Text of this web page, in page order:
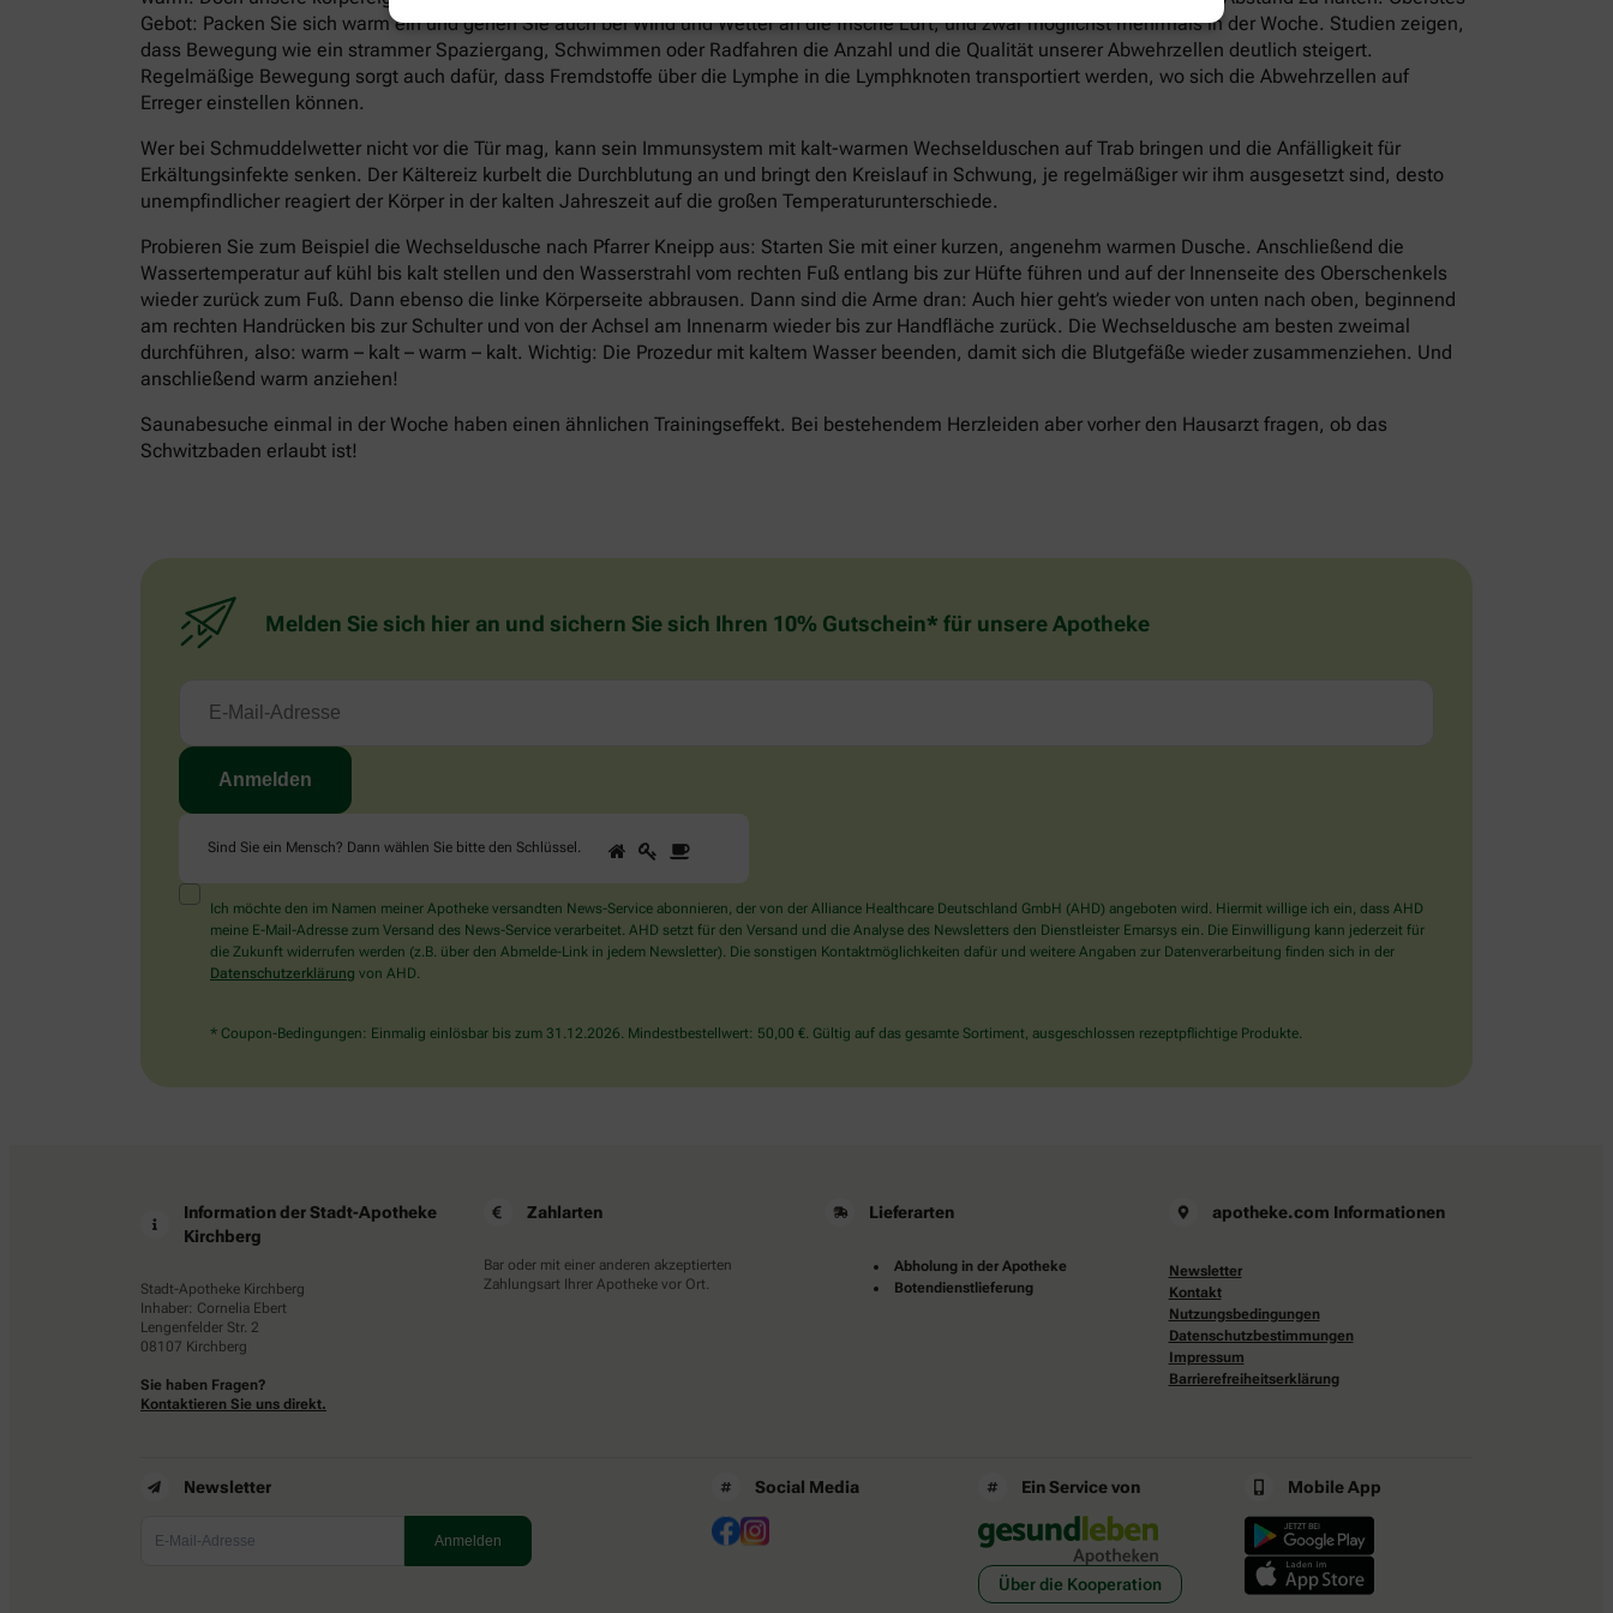
Gebot: Packen Sie sich warm ein und gehen Sie auch bei Wind und Wetter an die frische Luft, und zwar möglichst mehrmals in der Woche. Studien zeigen,
dass Bewegung wie ein strammer Spaziergang, Schwimmen oder Radfahren die Anzahl und die Qualität unserer Abwehrzellen deutlich steigert.
Regelmäßige Bewegung sorgt auch dafür, dass Fremdstoffe über die Lymphe in die Lymphknoten transportiert werden, wo sich die Abwehrzellen auf
Erreger einstellen können.
Wer bei Schmuddelwetter nicht vor die Tür mag, kann sein Immunsystem mit kalt-warmen Wechselduschen auf Trab bringen und die Anfälligkeit für
Erkältungsinfekte senken. Der Kältereiz kurbelt die Durchblutung an und bringt den Kreislauf in Schwung, je regelmäßiger wir ihm ausgesetzt sind, desto
unempfindlicher reagiert der Körper in der kalten Jahreszeit auf die großen Temperaturunterschiede.
Probieren Sie zum Beispiel die Wechseldusche nach Pfarrer Kneipp aus: Starten Sie mit einer kurzen, angenehm warmen Dusche. Anschließend die
Wassertemperatur auf kühl bis kalt stellen und den Wasserstrahl vom rechten Fuß entlang bis zur Hüfte führen und auf der Innenseite des Oberschenkels
wieder zurück zum Fuß. Dann ebenso die linke Körperseite abbrausen. Dann sind die Arme dran: Auch hier geht’s wieder von unten nach oben, beginnend
am rechten Handrücken bis zur Schulter und von der Achsel am Innenarm wieder bis zur Handfläche zurück. Die Wechseldusche am besten zweimal
durchführen, also: warm – kalt – warm – kalt. Wichtig: Die Prozedur mit kaltem Wasser beenden, damit sich die Blutgefäße wieder zusammenziehen. Und
anschließend warm anziehen!
Saunabesuche einmal in der Woche haben einen ähnlichen Trainingseffekt. Bei bestehendem Herzleiden aber vorher den Hausarzt fragen, ob das
Schwitzbaden erlaubt ist!
Melden Sie sich hier an und sichern Sie sich Ihren 10% Gutschein* für unsere Apotheke
Sind Sie ein Mensch? Dann wählen Sie bitte den Schlüssel .
Sind
Sie
Mensch?
Dann
wählen
Schlüssel.
1 2
Ich möchte den im Namen meiner Apotheke versandten News-Service abonnieren, der von der Alliance Healthcare Deutschland GmbH (AHD) angeboten wird. Hiermit willige ich ein, dass AHD
meine E-Mail-Adresse zum Versand des News-Service verarbeitet. AHD setzt für den Versand und die Analyse des Newsletters den Dienstleister Emarsys ein. Die Einwilligung kann jederzeit für
die Zukunft widerrufen werden (z.B. über den Abmelde-Link in jedem Newsletter). Die sonstigen Kontaktmöglichkeiten dafür und weitere Angaben zur Datenverarbeitung finden sich in der
Datenschutzerklärung von AHD.
* Coupon-Bedingungen: Einmalig einlösbar bis zum 31.12.2026. Mindestbestellwert: 50,00 €. Gültig auf das gesamte Sortiment, ausgeschlossen rezeptpflichtige Produkte.
Information der Stadt-Apotheke
Kirchberg
Stadt-Apotheke Kirchberg
Inhaber: Cornelia Ebert
Lengenfelder Str. 2
08107 Kirchberg
Sie haben Fragen?
Kontaktieren Sie uns direkt.
Zahlarten
Bar oder mit einer anderen akzeptierten
Zahlungsart Ihrer Apotheke vor Ort.
Lieferarten
Abholung in der Apotheke
Botendienstlieferung
apotheke.com Informationen
Newsletter
Kontakt
Nutzungsbedingungen
Datenschutzbestimmungen
Impressum
Barrierefreiheitserklärung
Newsletter Social Media Ein Service von
Über die Kooperation
Mobile App